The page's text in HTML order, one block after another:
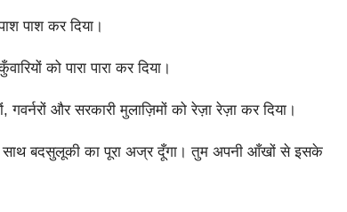
पाश कर दिया।
को पारा पारा कर दिया।
और सरकारी मुलाज़िमों को रेज़ा रेज़ा कर दिया।
बदसुलूकी का पूरा अज्र दूँगा। तुम अपनी आँखों से इसके